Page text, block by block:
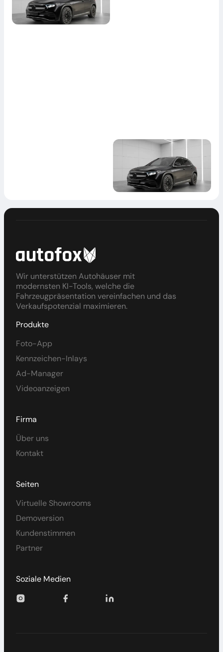
Wir unterstützen Autohäuser mit
modernsten KI-Tools, welche die
Fahrzeugpräsentation vereinfachen und das
Verkaufspotenzial maximieren.
Produkte
Foto-App
Kennzeichen-Inlays
Ad-Manager
Videoanzeigen
Firma
Über uns
Kontakt
Seiten
Virtuelle Showrooms
Demoversion
Kundenstimmen
Partner
Soziale Medien